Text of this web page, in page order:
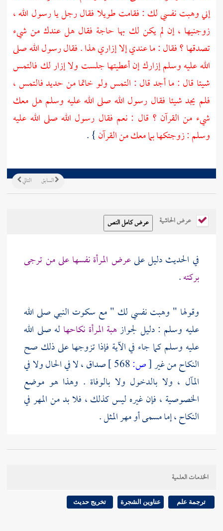
إني وهبت نفسي لك : فقامت طويلا فقال رجل يا رسول الله ،
زوجنيها ، إن لم يكن لك بها حاجة فقال هل عندك من شيء
تصدقها ؟ فقال : ما عندي إلا إزاري هذا . فقال رسول الله صلى
الله عليه وسلم إزارك إن أعطيتها جلست ولا إزار لك فالتمس
شيئا قال : ما أجد قال : التمس ولو خاتما من حديد فالتمس ،
فلم يجد شيئا فقال رسول الله صلى الله عليه وسلم هل معك
شيء من القرآن ؟ قال : نعم فقال رسول الله صلى الله عليه
وسلم : زوجتكها بما معك من القرآن} .
التالي السابق
عرض الحاشية
في الحديث دليل علىعرض المرأة نفسها على من ترجى
بركته.
وقولها " وهبت نفسي لك " مع سكوت النبي صلى الله
عليه وسلم : دليل لجوازهبة المرأة نكاحها له صلى الله
عليه وسلم كما جاء في الآية فإذا تزوجها على ذلك صح
النكاح من غير[ص:
صداق ، لا في الحال ولا في
المآل ، ولا بالدخول ولا بالوفاة . وهذا هو موضع
الخصوصية ، فإن غيره ليس كذلك ، فلا بد من المهر في
النكاح ، إما مسمى أو مهر المثل .
واستدل به من أجاز من الشافعية انعقاد نكاحه صلى الله
عليه وسلم بلفظ " الهبة " ومنهم من منعه إلا بلفظ
النكاح " أو التزويج " كغيره .الخدمات العلمية
ترجمة علم عناوين الشجرة تخريج حديث